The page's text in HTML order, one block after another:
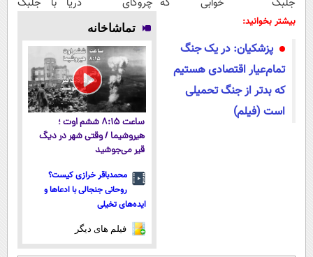
سیاست خارجی
جلبک
اسپیرولینا50%تخفیف
خوابی که چروکای
پوستتوصاف
میکنه!50%تخفیف
دریا با جلبک
بیشتر بخوانید:
پزشکیان: در یک جنگ
تمام‌عیار اقتصادی هستیم
که بدتر از جنگ تحمیلی
است (فیلم)
تماشاخانه
ساعت ۸:۱۵ ششم اوت ؛
هیروشیما / وقتی شهر در دیگ
قیر می‌جوشید
محمدباقر خرازی کیست؟
روحانی جنجالی با ادعاها و
ایده‌های تخیلی
فیلم های دیگر